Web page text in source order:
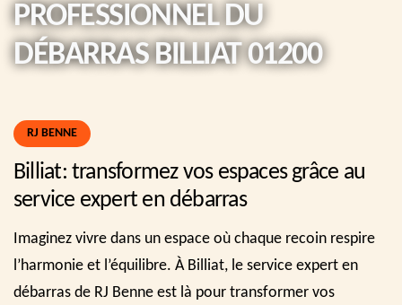
PROFESSIONNEL DU
DÉBARRAS BILLIAT 01200
RJ BENNE
Billiat: transformez vos espaces grâce au
service expert en débarras
Imaginez vivre dans un espace où chaque recoin respire
l’harmonie et l’équilibre. À Billiat, le service expert en
débarras de RJ Benne est là pour transformer vos